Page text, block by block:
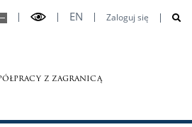
EN Zaloguj się
z zagranicą